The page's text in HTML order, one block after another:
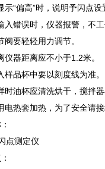
示“偏高”时，说明予闪点
入错误时，仪器报警，不工
阀要轻轻用力调节。
仪器距离应不小于1.2米。
样品杯中要以刻度线为准。
时油杯应清洗烘干，搅拌器
电热套加热，为了安全请接
点测定仪